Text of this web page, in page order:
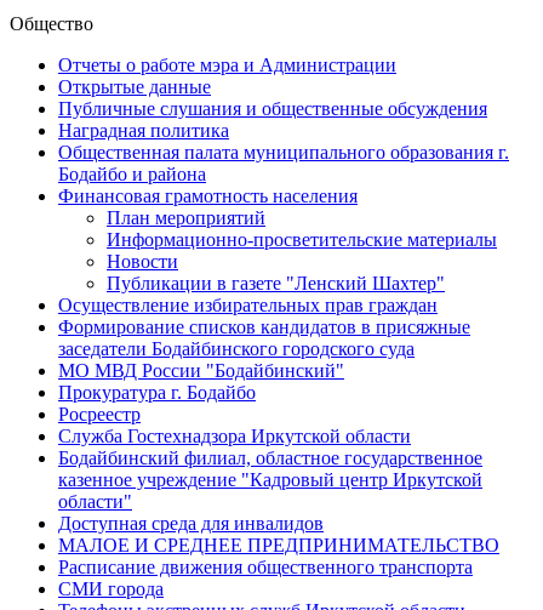
Общество
Отчеты о работе мэра и Администрации
Открытые данные
Публичные слушания и общественные обсуждения
Наградная политика
Общественная палата муниципального образования г.
Бодайбо и района
Финансовая грамотность населения
План мероприятий
Информационно-просветительские материалы
Новости
Публикации в газете "Ленский Шахтер"
Осуществление избирательных прав граждан
Формирование списков кандидатов в присяжные
заседатели Бодайбинского городского суда
МО МВД России "Бодайбинский"
Прокуратура г. Бодайбо
Росреестр
Служба Гостехнадзора Иркутской области
Бодайбинский филиал, областное государственное
казенное учреждение "Кадровый центр Иркутской
области"
Доступная среда для инвалидов
МАЛОЕ И СРЕДНЕЕ ПРЕДПРИНИМАТЕЛЬСТВО
Расписание движения общественного транспорта
СМИ города